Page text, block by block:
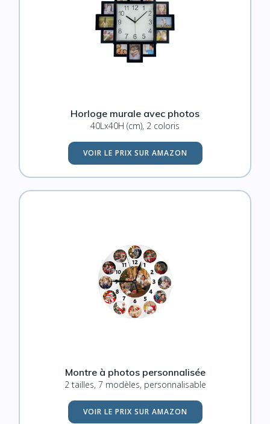
Horloge murale avec photos
40Lx40H (cm), 2 coloris
VOIR LE PRIX SUR AMAZON
Montre à photos personnalisée
2 tailles, 7 modèles, personnalisable
VOIR LE PRIX SUR AMAZON